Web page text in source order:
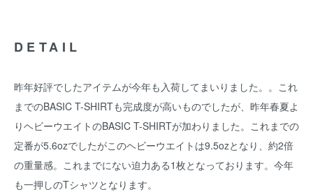
DETAIL
昨年好評でしたアイテムが今年も入荷してまいりました。。これ
までのBASIC T-SHIRTも完成度が高いものでしたが、昨年春夏よ
りヘビーウエイトのBASIC T-SHIRTが加わりました。これまでの
定番が5.6ozでしたがこのヘビーウエイトは9.5ozとなり、約2倍
の重量感。これまでにない迫力ある1枚となっております。今年
も一押しのTシャツとなります。